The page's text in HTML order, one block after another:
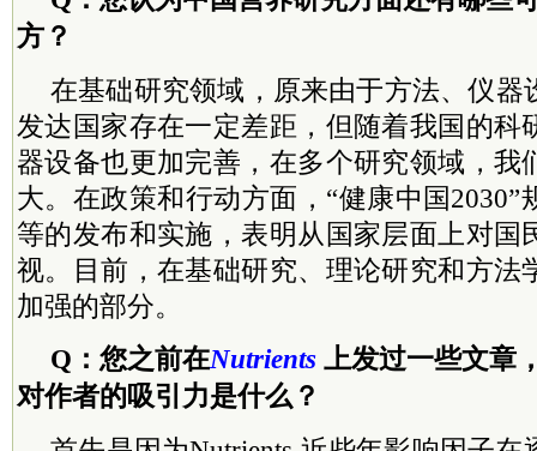
方？
在基础研究领域，原来由于方法、仪器
发达国家存在一定差距，但随着我国的科
器设备也更加完善，在多个研究领域，我
大。在政策和行动方面，“健康中国2030”
等的发布和实施，表明从国家层面上对国
视。目前，在基础研究、理论研究和方法
加强的部分。
Q：您之前在Nutrients 上发过一些文章
对作者的吸引力是什么？